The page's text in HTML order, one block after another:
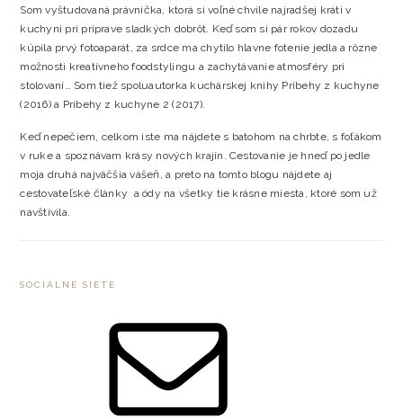
Som vyštudovaná právnička, ktorá si voľné chvíle najradšej kráti v
kuchyni pri príprave sladkých dobrôt. Keď som si pár rokov dozadu
kúpila prvý fotoaparát, za srdce ma chytilo hlavne fotenie jedla a rôzne
možnosti kreatívneho foodstylingu a zachytávanie atmosféry pri
stolovaní… Som tiež spoluautorka kuchárskej knihy Príbehy z kuchyne
(2016) a Príbehy z kuchyne 2 (2017).
Keď nepečiem, celkom iste ma nájdete s batohom na chrbte, s foťákom
v ruke a spoznávam krásy nových krajín. Cestovanie je hneď po jedle
moja druhá najväčšia vášeň, a preto na tomto blogu nájdete aj
cestovateľské články a ódy na všetky tie krásne miesta, ktoré som už
navštívila.
SOCIÁLNE SIETE